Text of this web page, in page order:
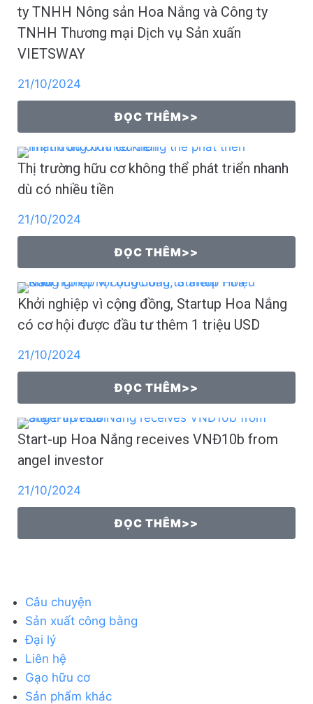
ty TNHH Nông sản Hoa Nắng và Công ty
TNHH Thương mại Dịch vụ Sản xuấn
VIETSWAY
21/10/2024
ĐỌC THÊM>>
Thị trường hữu cơ không thể phát triển nhanh
dù có nhiều tiền
21/10/2024
ĐỌC THÊM>>
Khởi nghiệp vì cộng đồng, Startup Hoa Nắng
có cơ hội được đầu tư thêm 1 triệu USD
21/10/2024
ĐỌC THÊM>>
Start-up Hoa Nắng receives VNĐ10b from
angel investor
21/10/2024
ĐỌC THÊM>>
Câu chuyện
Sản xuất công bằng
Đại lý
Liên hệ
Gạo hữu cơ
Sản phẩm khác